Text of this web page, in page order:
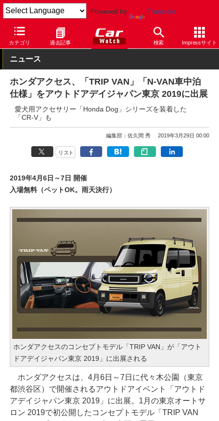
Powered by Translate
カテゴリ 過去記事 検索 Impressサイト
Car Watch 自動車 ホンダ N-VAN
ニュース
ホンダアクセス、「TRIP VAN」「N-VAN車中泊
仕様」をアウトドアデイジャパン東京 2019に出展
愛犬用アクセサリー「Honda Dog」シリーズを装着した
「CR-V」も
編集部：佐久間 秀 2019年3月29日 00:00
リスト
2019年4月6日～7日 開催
入場無料（ペットOK。雨天決行）
ホンダアクセスのコンセプトモデル「TRIP VAN」が「アウト
ドアデイジャパン東京 2019」に出展される
ホンダアクセスは、4月6日～7日に代々木公園（東京
都渋谷区）で開催されるアウトドアイベント「アウトド
アデイジャパン東京 2019」に出展。1月の東京オートサ
ロン 2019で初公開したコンセプトモデル「TRIP VAN